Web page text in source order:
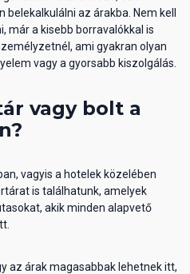
az árakba. Nem kell
már a kisebb borravalókkal is
ami gyakran olyan
vagy a gyorsabb kiszolgálás.
vagy bolt a
vagyis a hotelek közelében
is találhatunk, amelyek
akik minden alapvető
az árak magasabbak lehetnek itt,